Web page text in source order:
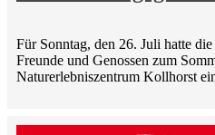
Für Sonntag, den 26. Juli hatte
Freunde und Genossen zum
Naturerlebniszentrum Kollhorst